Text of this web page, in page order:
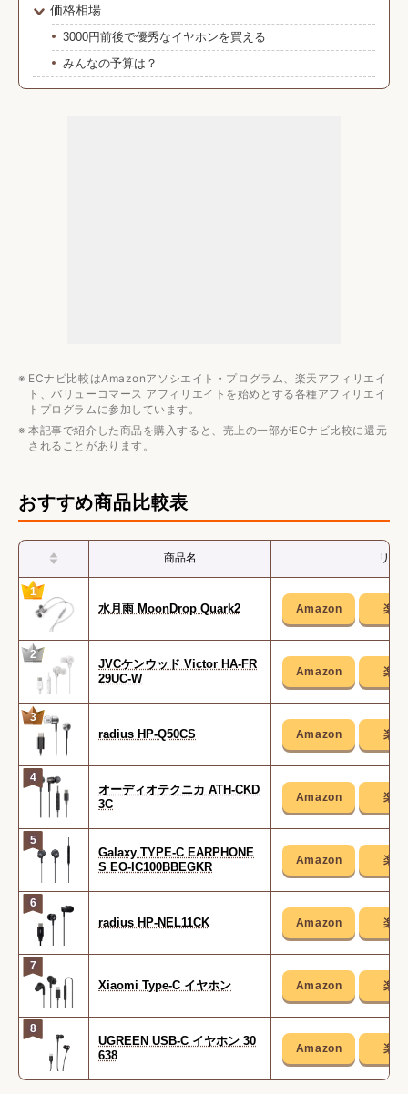
価格相場
3000円前後で優秀なイヤホンを買える
みんなの予算は？
Type-Cイヤホンのおすすめ8選
ECナビ比較はAmazonアソシエイト・プログラム、楽天アフィリエイ
ト、バリューコマース アフィリエイトを始めとする各種アフィリエイ
トプログラムに参加しています。
本記事で紹介した商品を購入すると、売上の一部がECナビ比較に還元
されることがあります。
おすすめ商品比較表
商品名 リン
1
水月雨 MoonDrop Quark2
2
JVCケンウッド Victor HA-FR
29UC-W
3
radius HP-Q50CS
4
オーディオテクニカ ATH-CKD
3C
5
Galaxy TYPE-C EARPHONE
S EO-IC100BBEGKR
6
radius HP-NEL11CK
7
Xiaomi Type-C イヤホン
8
UGREEN USB-C イヤホン 30
638